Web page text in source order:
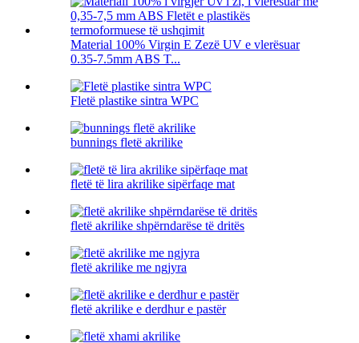
Material 100% Virgin E Zezë UV e vlerësuar
0.35-7.5mm ABS T...
Fletë plastike sintra WPC
bunnings fletë akrilike
fletë të lira akrilike sipërfaqe mat
fletë akrilike shpërndarëse të dritës
fletë akrilike me ngjyra
fletë akrilike e derdhur e pastër